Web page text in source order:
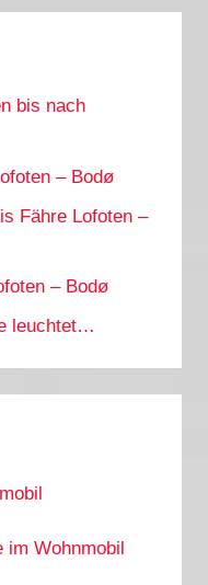
bis nach
– Bodø
Fähre Lofoten –
– Bodø
leuchtet…
Wohnmobil